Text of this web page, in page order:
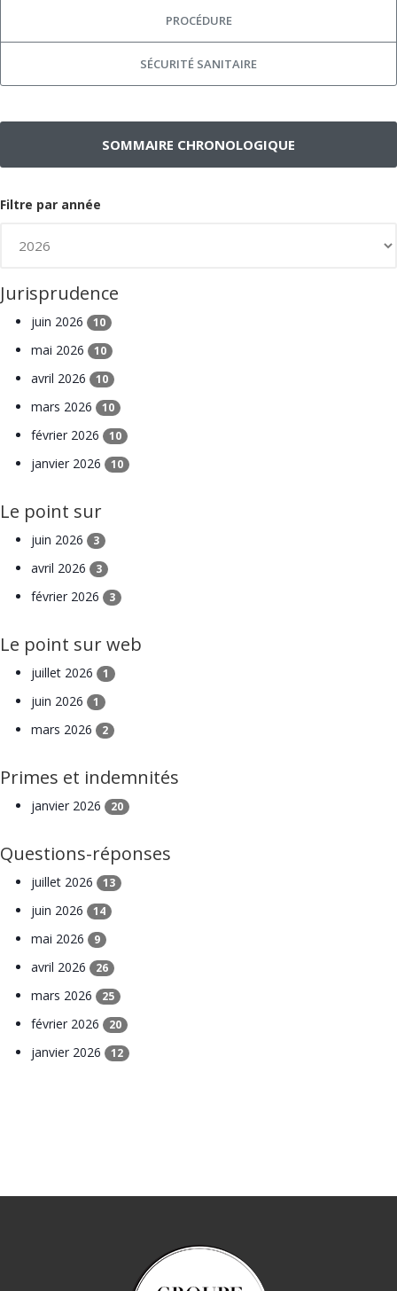
PROCÉDURE
SÉCURITÉ SANITAIRE
SOMMAIRE CHRONOLOGIQUE
Filtre par année
Jurisprudence
juin 2026 10
mai 2026 10
avril 2026 10
mars 2026 10
février 2026 10
janvier 2026 10
Le point sur
juin 2026 3
avril 2026 3
février 2026 3
Le point sur web
juillet 2026 1
juin 2026 1
mars 2026 2
Primes et indemnités
janvier 2026 20
Questions-réponses
juillet 2026 13
juin 2026 14
mai 2026 9
avril 2026 26
mars 2026 25
février 2026 20
janvier 2026 12